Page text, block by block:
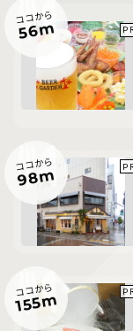
ココから
56m
ココから
98m
ココから
155m